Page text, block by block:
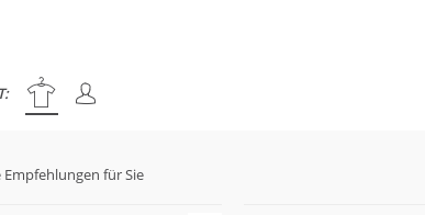
Empfehlungen für Sie